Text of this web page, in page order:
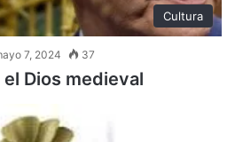
Cultura
7, 2024 37
Dios medieval